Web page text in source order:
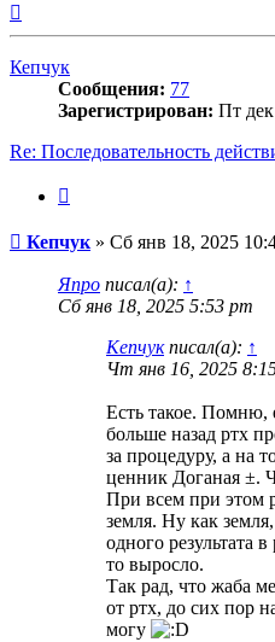
Кепчук
Сообщения: 77
Зарегистрирован: Пт
Re: Последовательность
Сообщение
Кепчук » Сб янв 18, 2025
Япро писал(а): ↑
Сб янв 18, 2025 5:53 pm
Кепчукписал(а): ↑
Чт янв 16, 2025
Есть такое. Помню,
больше назад ртх
за процедуру, а на
ценник Доганая ±.
При всем при этом
земля. Ну как
одного результата
то выросло.
Так рад, что жаба
от ртх, до сих пор
могу